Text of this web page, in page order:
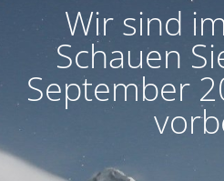
Wir sind
Schauen
September